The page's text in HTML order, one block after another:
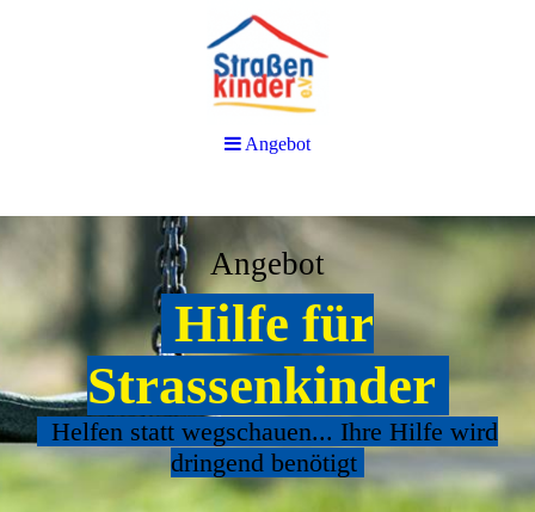
Angebot
Hilfe für
Strassenkinder
Helfen statt wegschauen... Ihre Hilfe wird
dringend benötigt
Angebot